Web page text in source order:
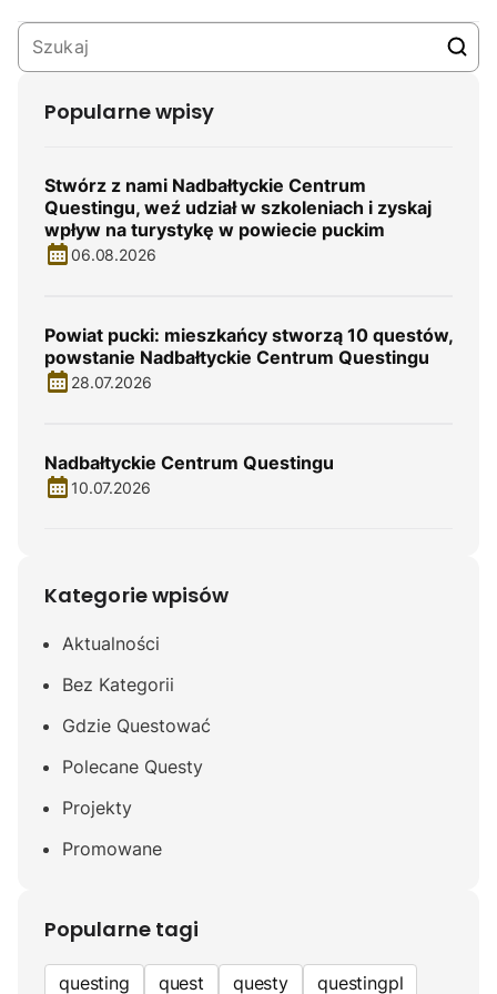
Popularne wpisy
Stwórz z nami Nadbałtyckie Centrum
Questingu, weź udział w szkoleniach i zyskaj
wpływ na turystykę w powiecie puckim
06.08.2026
Powiat pucki: mieszkańcy stworzą 10 questów,
powstanie Nadbałtyckie Centrum Questingu
28.07.2026
Nadbałtyckie Centrum Questingu
10.07.2026
Kategorie wpisów
Aktualności
Bez Kategorii
Gdzie Questować
Polecane Questy
Projekty
Promowane
Popularne tagi
questing quest questy
questingpl